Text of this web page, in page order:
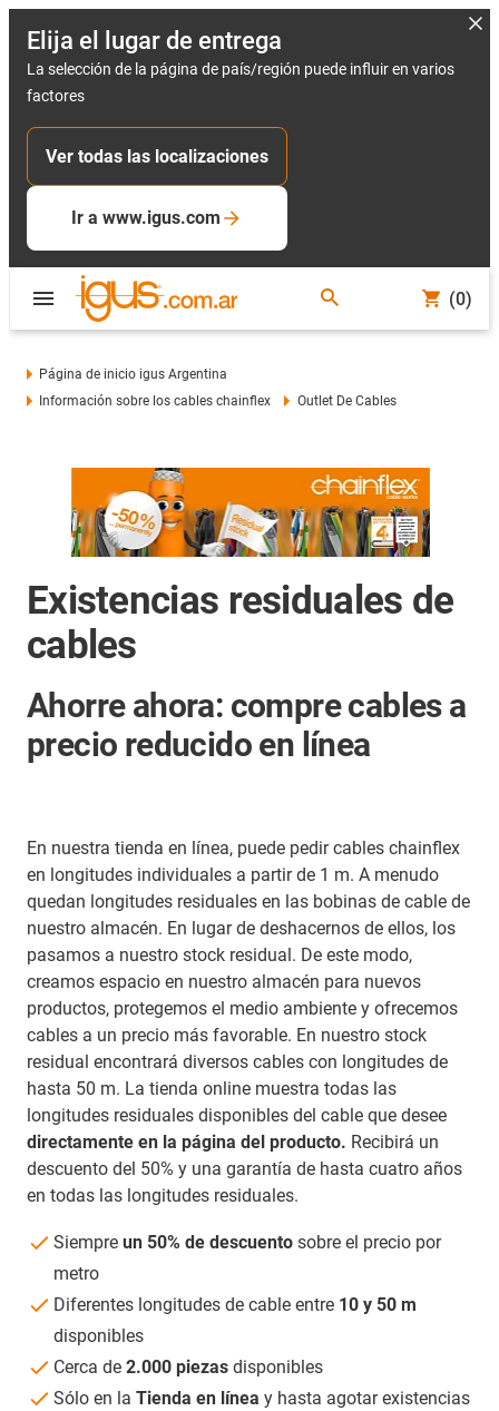
Elija el lugar de entrega
La selección de la página de país/región puede influir en varios
factores
Ver todas las localizaciones
Ir a www.igus.com
(0)
Página de inicio igus Argentina
Información sobre los cables chainflex
Outlet De Cables
Existencias residuales de
cables
Ahorre ahora: compre cables a
precio reducido en línea
En nuestra tienda en línea, puede pedir cables chainflex
en longitudes individuales a partir de 1 m. A menudo
quedan longitudes residuales en las bobinas de cable de
nuestro almacén. En lugar de deshacernos de ellos, los
pasamos a nuestro stock residual. De este modo,
creamos espacio en nuestro almacén para nuevos
productos, protegemos el medio ambiente y ofrecemos
cables a un precio más favorable. En nuestro stock
residual encontrará diversos cables con longitudes de
hasta 50 m. La tienda online muestra todas las
longitudes residuales disponibles del cable que desee
directamente en la página del producto. Recibirá un
descuento del 50% y una garantía de hasta cuatro años
en todas las longitudes residuales.
Siempre un 50% de descuento sobre el precio por
metro
Diferentes longitudes de cable entre 10 y 50 m
disponibles
Cerca de 2.000 piezas disponibles
Sólo en la Tienda en línea y hasta agotar existencias